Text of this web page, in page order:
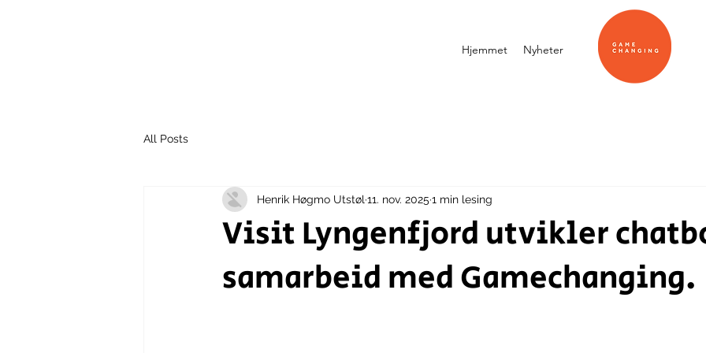
Hjemmet Nyheter
All Posts
Visit Lyngenfjord utvikler
samarbeid med Gamechanging.
Henrik Høgmo Utstøl 11. nov. 2025 1 min lesing